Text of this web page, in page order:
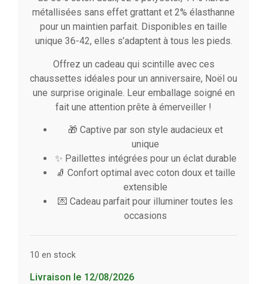
métallisées sans effet grattant et 2% élasthanne
pour un maintien parfait. Disponibles en taille
unique 36-42, elles s’adaptent à tous les pieds.
Offrez un cadeau qui scintille avec ces
chaussettes idéales pour un anniversaire, Noël ou
une surprise originale. Leur emballage soigné en
fait une attention prête à émerveiller !
🎁 Captive par son style audacieux et
unique
✨ Paillettes intégrées pour un éclat durable
🧦 Confort optimal avec coton doux et taille
extensible
💌 Cadeau parfait pour illuminer toutes les
occasions
10 en stock
Livraison le 12/08/2026